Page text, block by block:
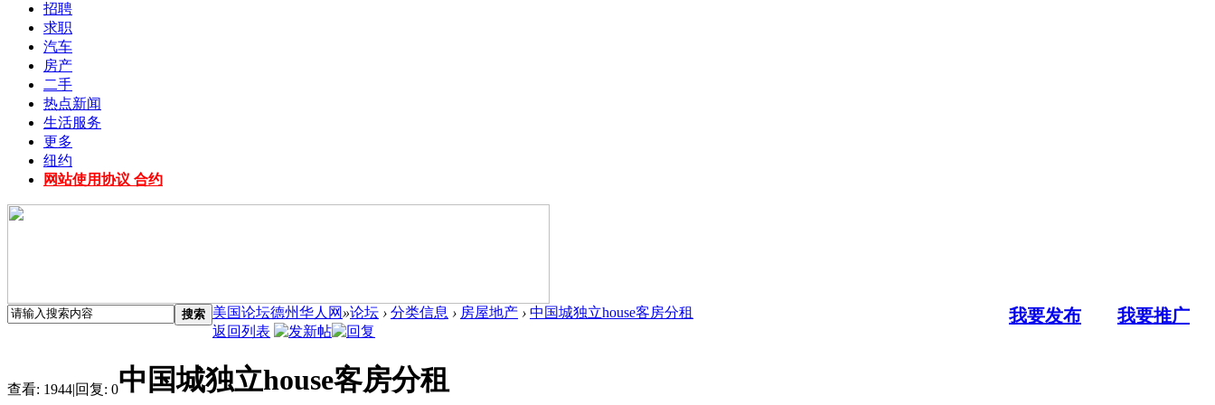
招聘
求职
汽车
房产
二手
热点新闻
生活服务
更多
纽约
网站使用协议 合约
搜索 我要发布 我要推广
美国论坛德州华人网 »论坛 › 分类信息 › 房屋地产 › 中国城独立house客房分租
返回列表
查看: 1944|回复: 0中国城独立house客房分租